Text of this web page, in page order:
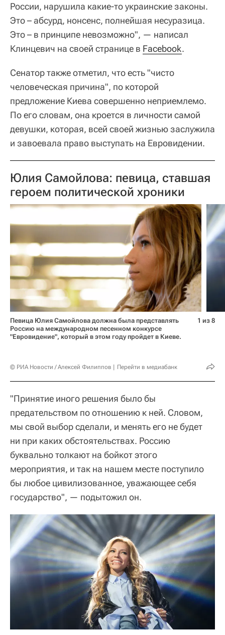
России, нарушила какие-то украинские законы.
Это – абсурд, нонсенс, полнейшая несуразица.
Это – в принципе невозможно", — написал
Клинцевич на своей странице в Facebook.
Сенатор также отметил, что есть "чисто
человеческая причина", по которой
предложение Киева совершенно неприемлемо.
По его словам, она кроется в личности самой
девушки, которая, всей своей жизнью заслужила
и завоевала право выступать на Евровидении.
Юлия Самойлова: певица, ставшая
героем политической хроники
Певица Юлия Самойлова должна была представлять
Россию на международном песенном конкурсе
"Евровидение", который в этом году пройдет в Киеве.
© РИА Новости / Алексей Филиппов Перейти в медиабанк
1 из 8
"Принятие иного решения было бы
предательством по отношению к ней. Словом,
мы свой выбор сделали, и менять его не будет
ни при каких обстоятельствах. Россию
буквально толкают на бойкот этого
мероприятия, и так на нашем месте поступило
бы любое цивилизованное, уважающее себя
государство", — подытожил он.